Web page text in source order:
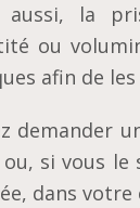
aussi, la
ou
afin de
demander
ou, si vous
dans